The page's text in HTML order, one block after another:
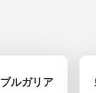
ブルガリア